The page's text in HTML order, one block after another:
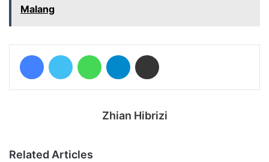
Malang
Zhian Hibrizi
Related Articles